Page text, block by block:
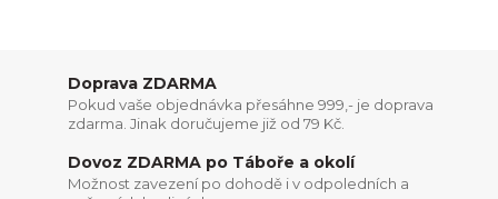
Doprava ZDARMA
Pokud vaše objednávka přesáhne 999,- je doprava
zdarma. Jinak doručujeme již od 79 Kč.
Dovoz ZDARMA po Táboře a okolí
Možnost zavezení po dohodě i v odpoledních a